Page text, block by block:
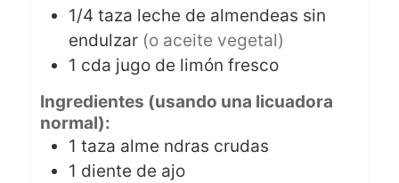
1/4 taza leche de almendeas sin
endulzar (o aceite vegetal)
1 cda jugo de limón fresco
Ingredientes (usando una licuadora
normal):
1 taza alme ndras crudas
1 diente de ajo